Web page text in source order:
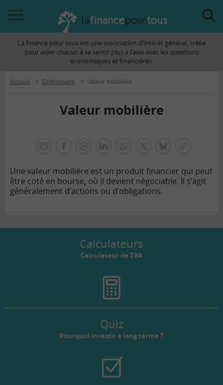
àLa finance pour tous est une association d’intérêt général, créée
pour aider chacun à se sentir plus à l’aise avec les questions
économiques et financières.
Accueil > Dictionnaire > Valeur mobilière
Valeur mobilière
lien
Une valeur mobilière est un produit financier qui peut
être coté en bourse, où il devient négociable. Il s’agit
généralement d’actions ou d’obligations.
Calculateurs
Calculateur de TVA
Quiz
Pourquoi investir à long terme ?